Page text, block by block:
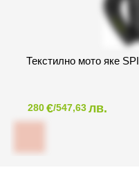
Текстилно мото яке
280€/547,63лв.